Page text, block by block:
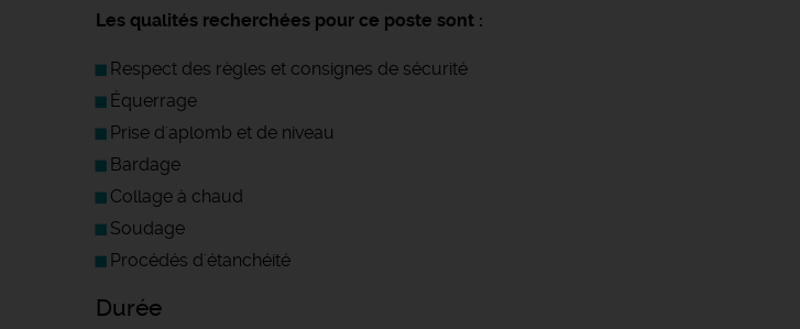
Les qualités recherchées pour ce poste sont :
Respect des règles et consignes de sécurité
Équerrage
Prise d'aplomb et de niveau
Bardage
Collage à chaud
Soudage
Procédés d'étanchéité
Durée